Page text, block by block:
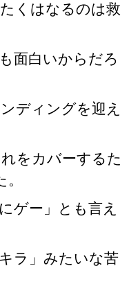
くはなるのは救
面白いからだろ
ディングを迎え
をカバーするた
ゲー」とも言え
ラ」みたいな苦